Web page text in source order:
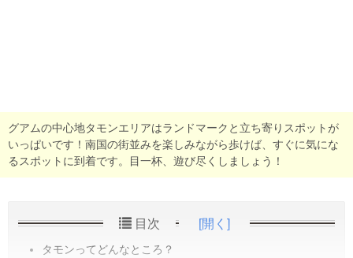
グアムの中心地タモンエリアはランドマークと立ち寄りスポットが
いっぱいです！南国の街並みを楽しみながら歩けば、すぐに気にな
るスポットに到着です。目一杯、遊び尽くしましょう！
目次 [開く]
タモンってどんなところ？